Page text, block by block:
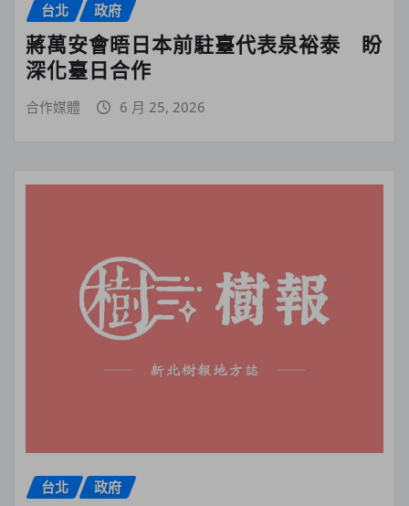
台北 政府
蔣萬安會晤日本前駐臺代表泉裕泰 盼
深化臺日合作
合作媒體 6 月 25, 2026
台北 政府